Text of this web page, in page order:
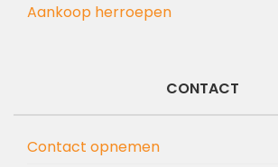
Aankoop herroepen
CONTACT
Contact opnemen